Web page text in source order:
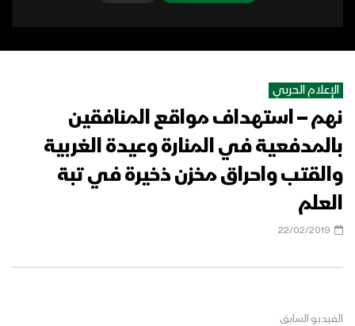
الإعلام الحربي
نهم – استهداف مواقع المنافقين
بالمدفعية في المنارة وعيدة الغربية
والقتب واحراق مخزن ذخيرة في تبة
العلم
22/02/2019
الفيديو السابق